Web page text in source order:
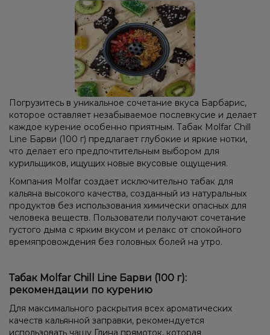
Погрузитесь в уникальное сочетание вкуса Барбарис,
которое оставляет незабываемое послевкусие и делает
каждое курение особенно приятным. Табак Molfar Chill
Line Барви (100 г) предлагает глубокие и яркие нотки,
что делает его предпочтительным выбором для
курильщиков, ищущих новые вкусовые ощущения.
Компания Molfar создает исключительно табак для
кальяна высокого качества, созданный из натуральных
продуктов без использования химически опасных для
человека веществ. Пользователи получают сочетание
густого дыма с ярким вкусом и релакс от спокойного
времяпровождения без головных болей на утро.
Табак Molfar Chill Line Барви (100 г):
рекомендации по курению
Для максимального раскрытия всех ароматических
качеств кальянной заправки, рекомендуется
использовать чашу Глина прямоток, которая